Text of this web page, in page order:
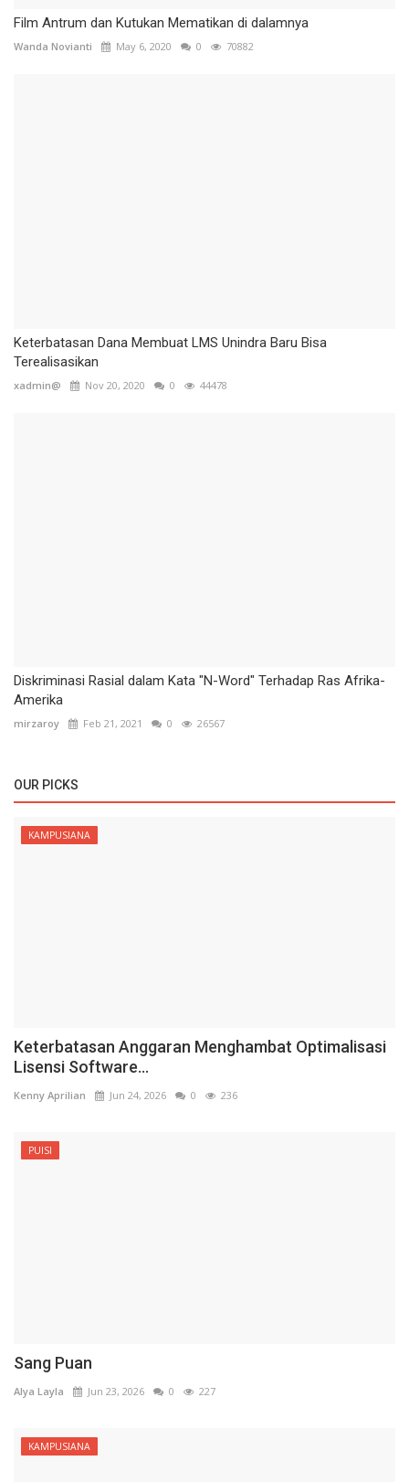
Film Antrum dan Kutukan Mematikan di dalamnya
Wanda Novianti May 6, 2020 0 70882
Keterbatasan Dana Membuat LMS Unindra Baru Bisa
Terealisasikan
xadmin@ Nov 20, 2020 0 44478
Diskriminasi Rasial dalam Kata "N-Word" Terhadap Ras Afrika-
Amerika
mirzaroy Feb 21, 2021 0 26567
OUR PICKS
KAMPUSIANA
Keterbatasan Anggaran Menghambat Optimalisasi
Lisensi Software...
Kenny Aprilian Jun 24, 2026 0 236
PUISI
Sang Puan
Alya Layla Jun 23, 2026 0 227
KAMPUSIANA